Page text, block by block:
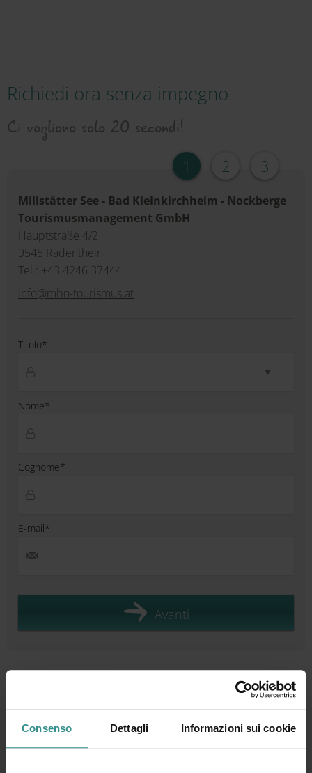
Consenso Dettagli Informazioni sui cookie
Richiedi ora senza impegno
Ci vogliono solo 20 secondi!
1 2 3
Millstätter See - Bad Kleinkirchheim - Nockberge
Tourismusmanagement GmbH
Hauptstraße 4/2
9545 Radenthein
Tel.: +43 4246 37444
info@mbn-tourismus.at
Titolo*
Nome*
Cognome*
E-mail*
Avanti
Urlaub planen & mehr erleben